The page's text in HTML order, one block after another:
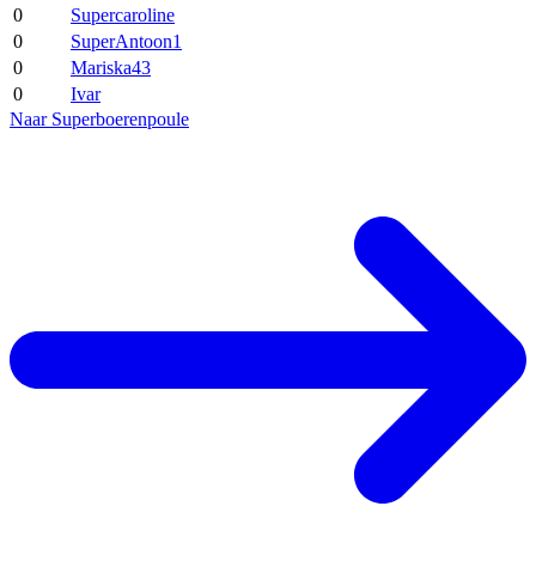
0
Supercaroline
0
SuperAntoon1
0
Mariska43
0
Ivar
Naar Superboerenpoule